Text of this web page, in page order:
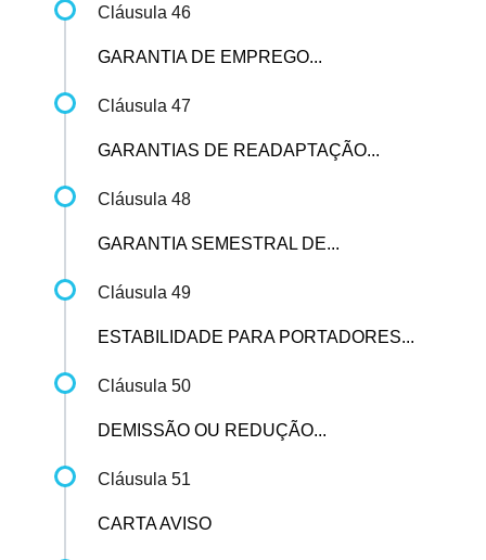
Cláusula 46
GARANTIA DE EMPREGO...
Cláusula 47
GARANTIAS DE READAPTAÇÃO...
Cláusula 48
GARANTIA SEMESTRAL DE...
Cláusula 49
ESTABILIDADE PARA PORTADORES...
Cláusula 50
DEMISSÃO OU REDUÇÃO...
Cláusula 51
CARTA AVISO